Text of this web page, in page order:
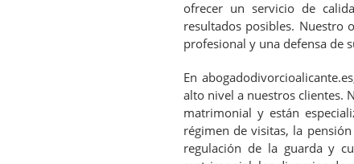
ofrecer un servicio de
resultados posibles. Nuestro
profesional y una defensa de
En
alto nivel a nuestros clientes.
matrimonial y están
régimen de visitas, la
regulación de la guarda y